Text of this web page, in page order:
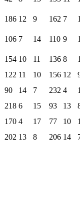
186 12 9 162 7
106 7 14 110 9
154 10 11 136 8
122 11 10 156 12
90 14 7 232 4
218 6 15 93 13
170 4 17 77 10
202 13 8 206 14